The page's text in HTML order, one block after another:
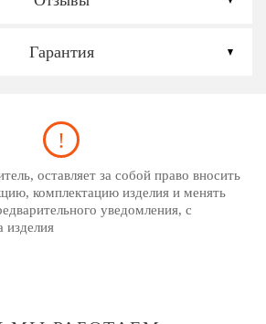
Гарантия
оставляет за собой право вносить
комплектацию изделия и менять
уведомления, с
изделия